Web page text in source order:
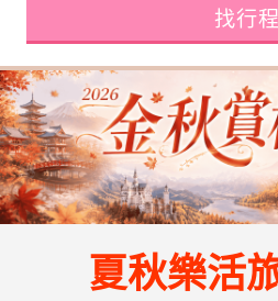
找行程
夏秋樂活